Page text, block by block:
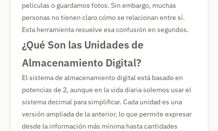
películas o guardamos fotos. Sin embargo, muchas
personas no tienen claro cómo se relacionan entre sí.
Esta herramienta resuelve esa confusión en segundos.
¿Qué Son las Unidades de
Almacenamiento Digital?
El sistema de almacenamiento digital está basado en
potencias de 2, aunque en la vida diaria solemos usar el
sistema decimal para simplificar. Cada unidad es una
versión ampliada de la anterior, lo que permite expresar
desde la información más mínima hasta cantidades